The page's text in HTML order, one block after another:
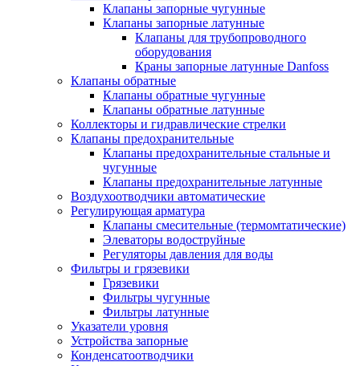
Клапаны запорные чугунные
Клапаны запорные латунные
Клапаны для трубопроводного
оборудования
Краны запорные латунные Danfoss
Клапаны обратные
Клапаны обратные чугунные
Клапаны обратные латунные
Коллекторы и гидравлические стрелки
Клапаны предохранительные
Клапаны предохранительные стальные и
чугунные
Клапаны предохранительные латунные
Воздухоотводчики автоматические
Регулирующая арматура
Клапаны смесительные (термомтатические)
Элеваторы водоструйные
Регуляторы давления для воды
Фильтры и грязевики
Грязевики
Фильтры чугунные
Фильтры латунные
Указатели уровня
Устройства запорные
Конденсатоотводчики